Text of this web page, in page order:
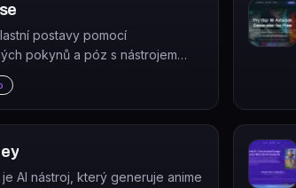
postavy pomocí
pokynů a póz s nástrojem
Tento úžasný nástroj umožňuje
postavy podle tvých
to všechno zcela zdarma!
AI nástroj, který generuje anime